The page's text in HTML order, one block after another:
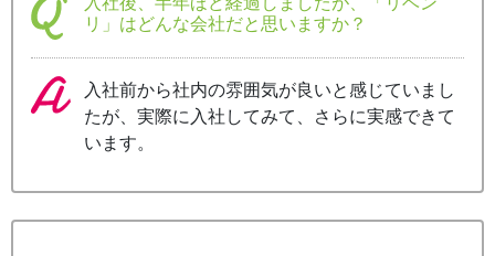
リ」はどんな会社だと思いますか？
入社前から社内の雰囲気が良いと感じていまし
たが、実際に入社してみて、さらに実感できて
います。